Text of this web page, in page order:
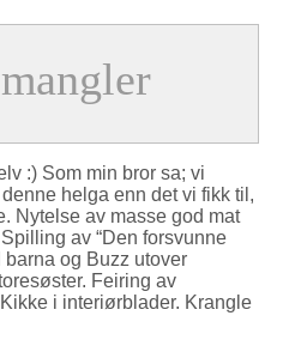
:) Som min bror sa; vi
helga enn det vi fikk til,
Nytelse av masse god mat
av “Den forsvunne
barna og Buzz utover
Feiring av
i interiørblader. Krangle